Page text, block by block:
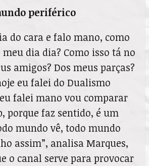
periférico
do cara e falo mano, como
dia dia? Como isso tá no
amigos? Dos meus parças?
eu falei do Dualismo
falei mano vou comparar
porque faz sentido, é um
mundo vê, todo mundo
assim”, analisa Marques,
o canal serve para provocar